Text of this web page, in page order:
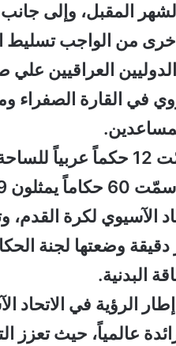
المقبل، وإلى
من الواجب
العراقيين علي
في القارة الصفراء
الآسيوي لكرة القدم،
دقيقة وضعتها لجنة
البدنية.
الرؤية في الاتحاد
عالمياً، حيث تعزز